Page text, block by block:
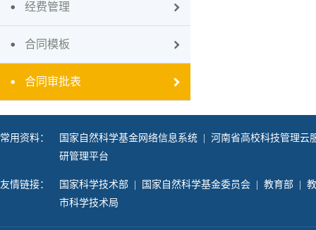
经费管理
合同模板
合同审批表
常用资料： 国家自然科学基金网络信息系统
河南省高校科技管理
研管理平台
友情链接： 国家科学技术部 国家自然科学基金委员会 教育部
市科学技术局